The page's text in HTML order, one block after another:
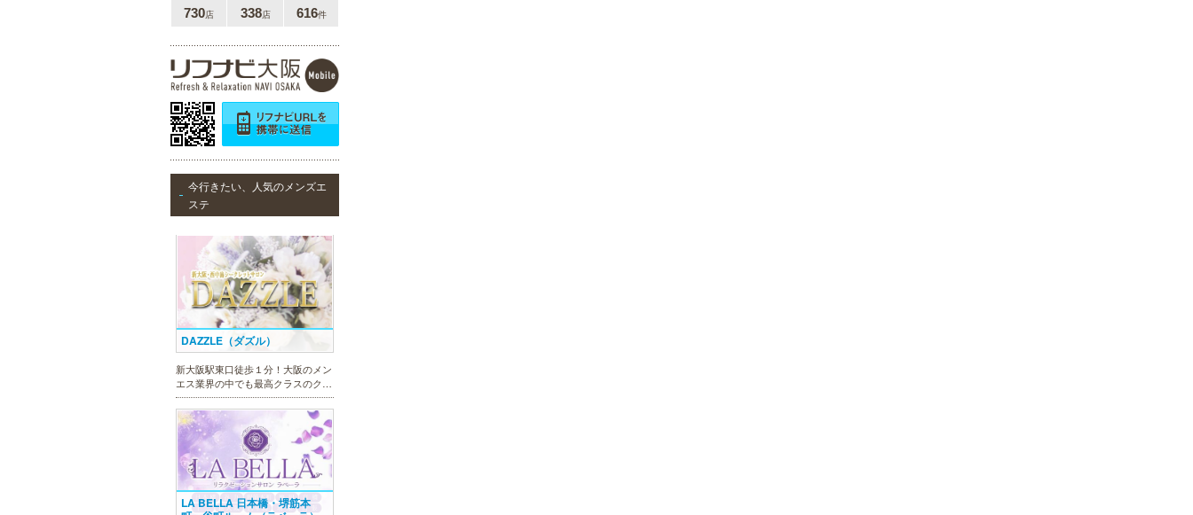
730店 338店 616件
今行きたい、人気のメンズエ
ステ
可愛いが溢れる!!ふたりきりの空間
の疲れを癒す。洗練の技術とおもて
なしで身も心も満たされる至福の時
間をお楽しみいただけます。
僕のママスパ
癒しのお部屋で優しいママが、僕を
お待ちしています。実家に帰ったよ
まれて下さい。心身ともの安らぎと
最高の癒しが貴方を待っています。
DAZZLE（ダズル）
新大阪駅東口徒歩１分！大阪のメン
エス業界の中でも最高クラスのクオ
リティ!!厳選に厳選を重ねたセラピ
ストが何度も何度もトレーニングを
受け実現しました。日々の疲れを解
きほぐす極上のお時間をご堪能くだ
さい。
LA BELLA 日本橋・堺筋本